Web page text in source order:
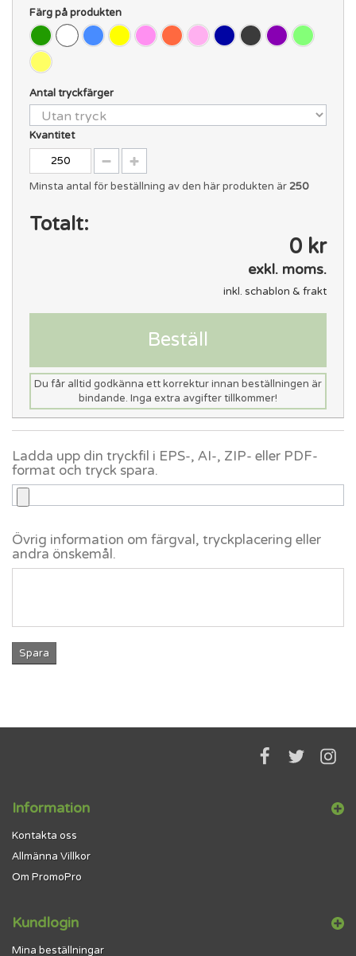
Färg på produkten
Antal tryckfärger
Kvantitet
Minsta antal för beställning av den här produkten är 250
Totalt:
0 kr
exkl. moms.
inkl. schablon & frakt
Beställ
Du får alltid godkänna ett korrektur innan beställningen är
bindande. Inga extra avgifter tillkommer!
Ladda upp din tryckfil i EPS-, AI-, ZIP- eller PDF-
format och tryck spara.
Övrig information om färgval, tryckplacering eller
andra önskemål.
Spara
Information
Kontakta oss
Allmänna Villkor
Om PromoPro
Kundlogin
Mina beställningar